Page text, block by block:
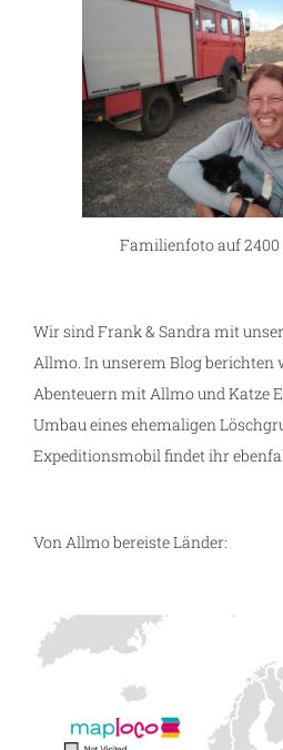
Familienfoto auf
Wir sind Frank & Sandra mit
Allmo. In unserem Blog berichten
Abenteuern mit Allmo und Katze
Umbau eines ehemaligen
Expeditionsmobil findet ihr
Von Allmo bereiste Länder: